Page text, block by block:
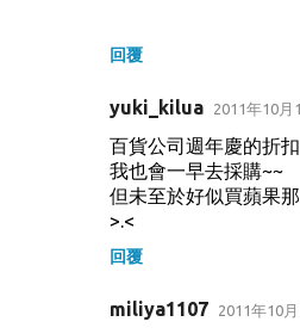
回覆
yuki_kilua 2011年10月
百貨公司週年慶的折
我也會一早去採購~~
但未至於好似買蘋果
>.<
回覆
miliya1107 2011年10